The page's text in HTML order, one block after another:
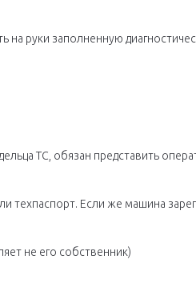
руки заполненную
ТС, обязан представить
техпаспорт. Если же машина
не его собственник)